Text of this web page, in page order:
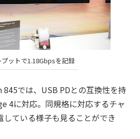
プットで1.18Gbpsを記録
では、USB PDとの互換性を持
4に対応。同規格に対応するチャ
している様子も見ることができ